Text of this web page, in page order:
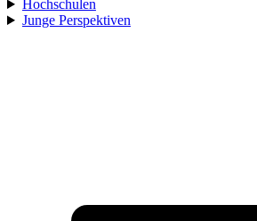
Hochschulen
Junge Perspektiven